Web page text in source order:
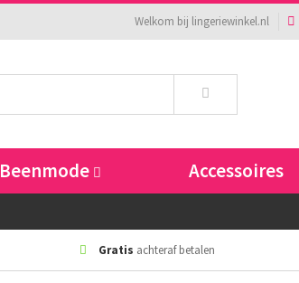
Welkom bij lingeriewinkel.nl
Beenmode Accessoires
Gratis achteraf betalen